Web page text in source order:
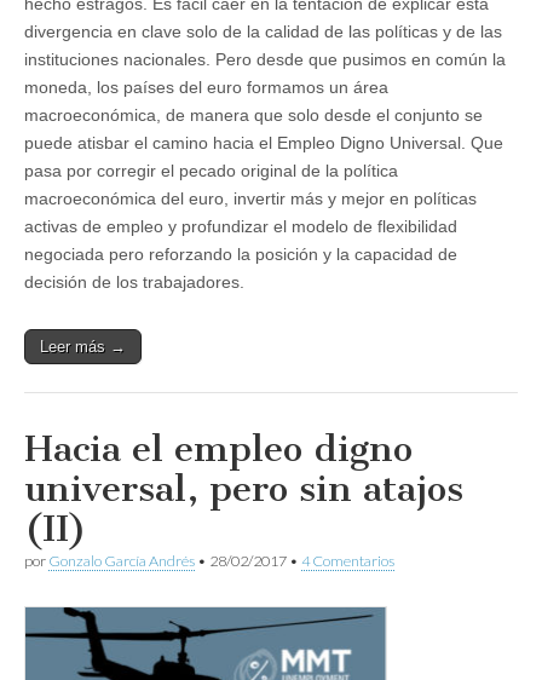
divergencia en clave solo de la calidad de las políticas y de las
instituciones nacionales. Pero desde que pusimos en común la
moneda, los países del euro formamos un área
macroeconómica, de manera que solo desde el conjunto se
puede atisbar el camino hacia el Empleo Digno Universal. Que
pasa por corregir el pecado original de la política
macroeconómica del euro, invertir más y mejor en políticas
activas de empleo y profundizar el modelo de flexibilidad
negociada pero reforzando la posición y la capacidad de
decisión de los trabajadores.
Leer más →
Hacia el empleo digno
universal, pero sin atajos
(II)
por Gonzalo García Andrés • 28/02/2017 • 4 Comentarios